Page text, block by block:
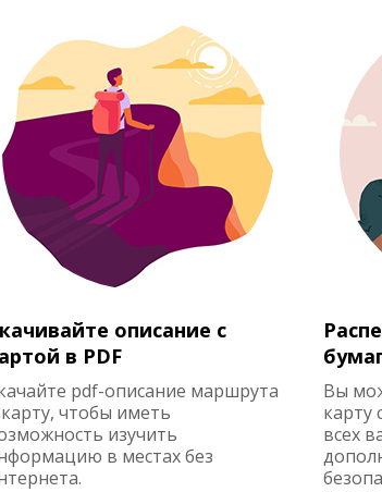
описание с
в PDF
pdf-описание маршрута
чтобы иметь
изучить
в местах без
Вы
карту
всех